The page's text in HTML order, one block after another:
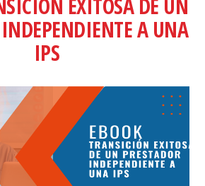
EXITOSA DE UN
INDEPENDIENTE A UNA
IPS